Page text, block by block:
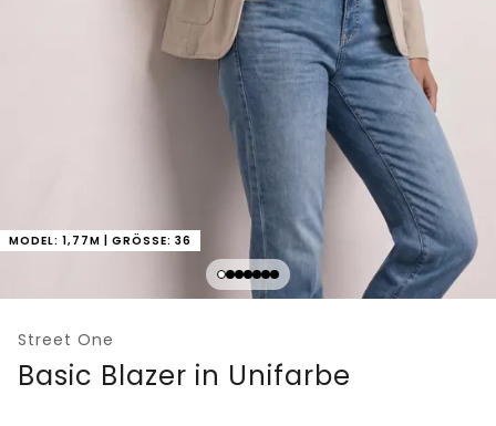
MODEL: 1,77M | GRÖSSE: 36
Street One
Basic Blazer in Unifarbe